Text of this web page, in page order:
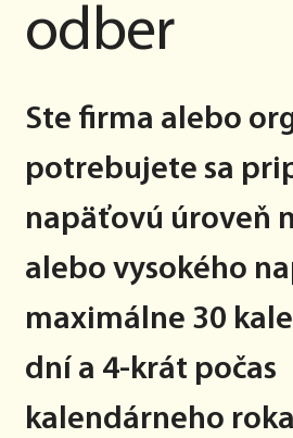
odber
Ste firma alebo
potrebujete sa
napäťovú úroveň
alebo vysokého
maximálne 30
dní a 4-krát počas
kalendárneho